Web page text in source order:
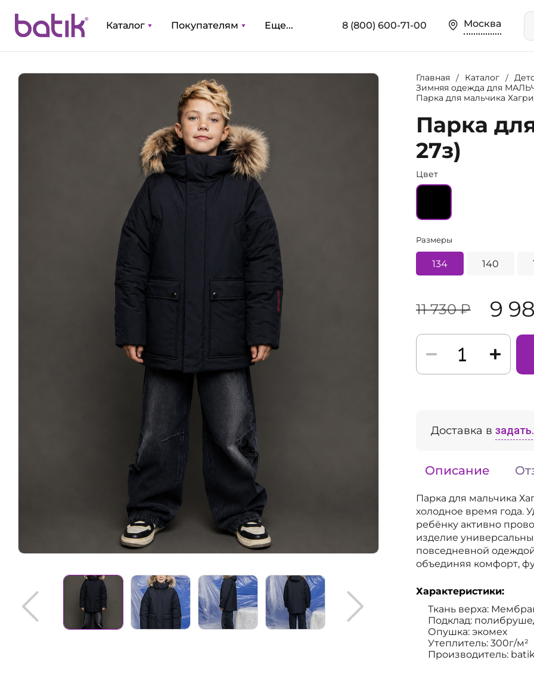
Каталог Покупателям Еще... 8 (800) 600-71-00 Москва
Главная Каталог
Зимняя одежда для
Парка для мальчика
Парка
27з)
Цвет
Размеры
134 140
11 730 ₽ 9
Доставка в
Описание
Парка для мальчика
холодное время года.
ребёнку активно
изделие
повседневной
объединяя комфорт,
Характеристики:
Ткань верха:
Подклад:
Опушка: экомех
Утеплитель: 300г/м²
Производитель: